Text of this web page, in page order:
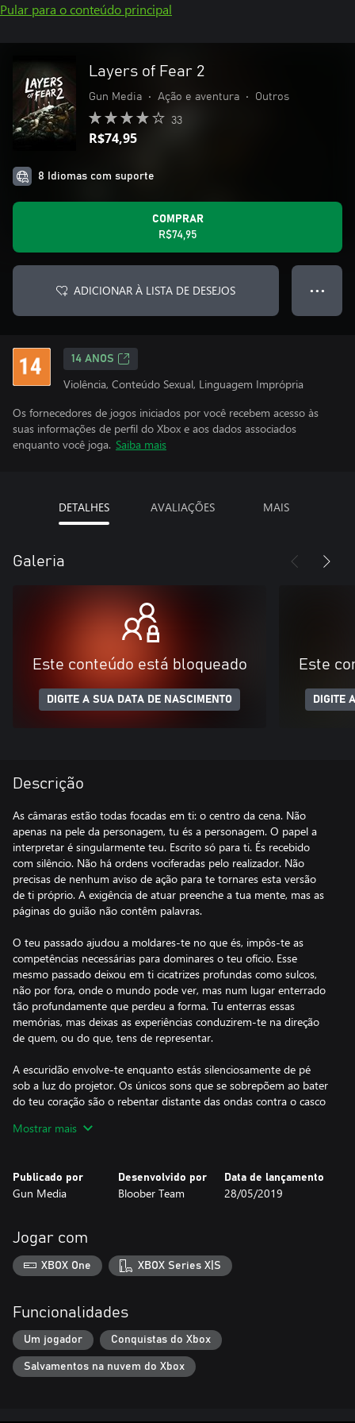
Pular para o conteúdo principal
Layers of Fear 2
Gun Media • Ação e aventura • Outros
33
R$74,95
8 Idiomas com suporte
COMPRAR
R$74,95
ADICIONAR À LISTA DE DESEJOS ● ● ●
14 ANOS
Violência, Conteúdo Sexual, Linguagem Imprópria
Os fornecedores de jogos iniciados por você recebem acesso às
suas informações de perfil do Xbox e aos dados associados
enquanto você joga. Saiba mais
DETALHES AVALIAÇÕES MAIS
Galeria
Este conteúdo está bloqueado
DIGITE A SUA DATA DE NASCIMENTO
Este
DIGITE
Descrição
As câmaras estão todas focadas em ti: o centro da cena. Não
apenas na pele da personagem, tu és a personagem. O papel a
interpretar é singularmente teu. Escrito só para ti. És recebido
com silêncio. Não há ordens vociferadas pelo realizador. Não
precisas de nenhum aviso de ação para te tornares esta versão
de ti próprio. A exigência de atuar preenche a tua mente, mas as
páginas do guião não contêm palavras.
O teu passado ajudou a moldares-te no que és, impôs-te as
competências necessárias para dominares o teu ofício. Esse
mesmo passado deixou em ti cicatrizes profundas como sulcos,
não por fora, onde o mundo pode ver, mas num lugar enterrado
tão profundamente que perdeu a forma. Tu enterras essas
memórias, mas deixas as experiências conduzirem-te na direção
de quem, ou do que, tens de representar.
A escuridão envolve-te enquanto estás silenciosamente de pé
sob a luz do projetor. Os únicos sons que se sobrepõem ao bater
do teu coração são o rebentar distante das ondas contra o casco
este momento para a eternidade.
Que papel irás representar?
© Gun Media Holdings, Inc. All Rights Reserved.
Gun Media™ and the Gun Media™ logo are trademarks and/or
registered trademarks of Gun Media Holdings, Inc. throughout
the world. 2018 Bloober Team, the Bloober Team logo, Layers of
S.A. The names, designs and logos of all products are property of
All other trademarks are the property of their respective owners.
Mostrar mais
Publicado por
Gun Media
Desenvolvido por
Bloober Team
Data de lançamento
28/05/2019
Jogar com
XBOX One XBOX Series X|S
Funcionalidades
Um jogador Conquistas do Xbox
Salvamentos na nuvem do Xbox